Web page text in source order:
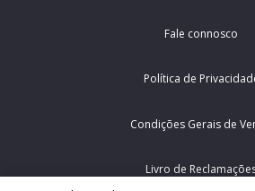
Fale connosco
Política de
Condições Gerais de
Livro de